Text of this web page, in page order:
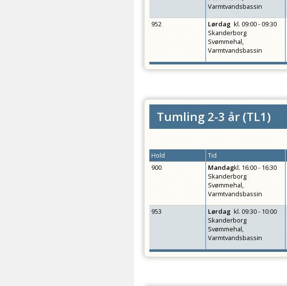
Varmtvandsbassin
952 Lørdag kl.09:00 - 09:30
Skanderborg
Svømmehal,
Varmtvandsbassin
Tumling 2-3 år (TL1)
Hold Tid
900
Mandagkl. 16:00 - 16:30
Skanderborg
Svømmehal,
Varmtvandsbassin
953 Lørdag kl.09:30 - 10:00
Skanderborg
Svømmehal,
Varmtvandsbassin